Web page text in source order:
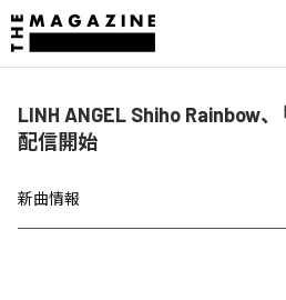
LINH ANGEL Shiho Rainbow、
配信開始
新曲情報